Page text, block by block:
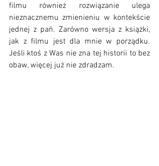
filmu również rozwiązanie ulega
nieznacznemu zmienieniu w kontekście
jednej z pań. Zarówno wersja z książki,
jak z filmu jest dla mnie w porządku.
Jeśli ktoś z Was nie zna tej historii to bez
obaw, więcej już nie zdradzam.